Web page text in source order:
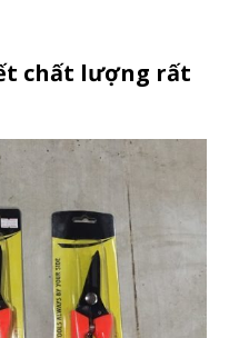
chất lượng rất